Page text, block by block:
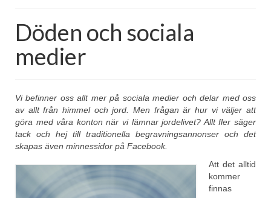
Döden och sociala
medier
Vi befinner oss allt mer på sociala medier och delar med oss
av allt från himmel och jord. Men frågan är hur vi väljer att
göra med våra konton när vi lämnar jordelivet? Allt fler säger
tack och hej till traditionella begravningsannonser och det
skapas även minnessidor på Facebook.
Att det alltid
kommer
finnas